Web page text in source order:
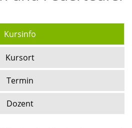
Kursinfo
Kursort
Termin
Dozent